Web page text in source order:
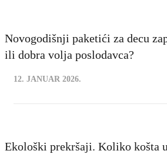
Novogodišnji paketići za decu
ili dobra volja poslodavca?
12. JANUAR 2026.
Ekološki prekršaji. Koliko košta